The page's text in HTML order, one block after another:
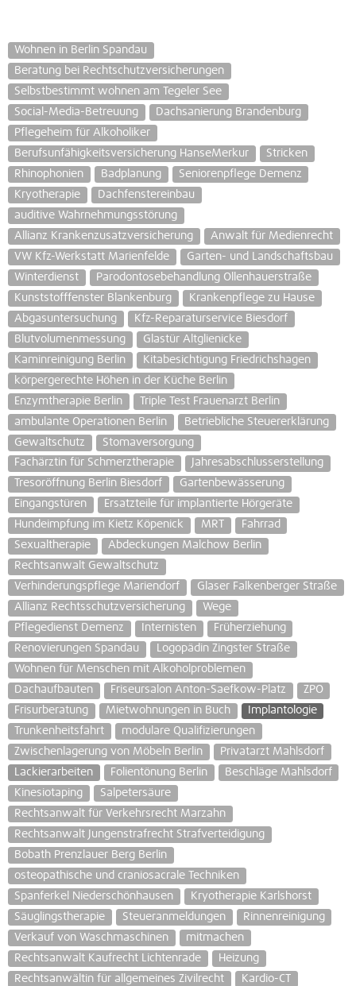
Wohnen in Berlin Spandau
Beratung bei Rechtschutzversicherungen
Selbstbestimmt wohnen am Tegeler See
Social-Media-Betreuung
Dachsanierung Brandenburg
Pflegeheim für Alkoholiker
Berufsunfähigkeitsversicherung HanseMerkur
Stricken
Rhinophonien
Badplanung
Seniorenpflege Demenz
Kryotherapie
Dachfenstereinbau
auditive Wahrnehmungsstörung
Allianz Krankenzusatzversicherung
Anwalt für Medienrecht
VW Kfz-Werkstatt Marienfelde
Garten- und Landschaftsbau
Winterdienst
Parodontosebehandlung Ollenhauerstraße
Kunststofffenster Blankenburg
Krankenpflege zu Hause
Abgasuntersuchung
Kfz-Reparaturservice Biesdorf
Blutvolumenmessung
Glastür Altglienicke
Kaminreinigung Berlin
Kitabesichtigung Friedrichshagen
körpergerechte Höhen in der Küche Berlin
Enzymtherapie Berlin
Triple Test Frauenarzt Berlin
ambulante Operationen Berlin
Betriebliche Steuererklärung
Gewaltschutz
Stomaversorgung
Fachärztin für Schmerztherapie
Jahresabschlusserstellung
Tresoröffnung Berlin Biesdorf
Gartenbewässerung
Eingangstüren
Ersatzteile für implantierte Hörgeräte
Hundeimpfung im Kietz Köpenick
MRT
Fahrrad
Sexualtherapie
Abdeckungen Malchow Berlin
Rechtsanwalt Gewaltschutz
Verhinderungspflege Mariendorf
Glaser Falkenberger Straße
Allianz Rechtsschutzversicherung
Wege
Pflegedienst Demenz
Internisten
Früherziehung
Renovierungen Spandau
Logopädin Zingster Straße
Wohnen für Menschen mit Alkoholproblemen
Dachaufbauten
Friseursalon Anton-Saefkow-Platz
ZPO
Frisurberatung
Mietwohnungen in Buch
Implantologie
Trunkenheitsfahrt
modulare Qualifizierungen
Zwischenlagerung von Möbeln Berlin
Privatarzt Mahlsdorf
Lackierarbeiten
Folientönung Berlin
Beschläge Mahlsdorf
Kinesiotaping
Salpetersäure
Rechtsanwalt für Verkehrsrecht Marzahn
Rechtsanwalt Jungenstrafrecht Strafverteidigung
Bobath Prenzlauer Berg Berlin
osteopathische und craniosacrale Techniken
Spanferkel Niederschönhausen
Kryotherapie Karlshorst
Säuglingstherapie
Steueranmeldungen
Rinnenreinigung
Verkauf von Waschmaschinen
mitmachen
Rechtsanwalt Kaufrecht Lichtenrade
Heizung
Rechtsanwältin für allgemeines Zivilrecht
Kardio-CT